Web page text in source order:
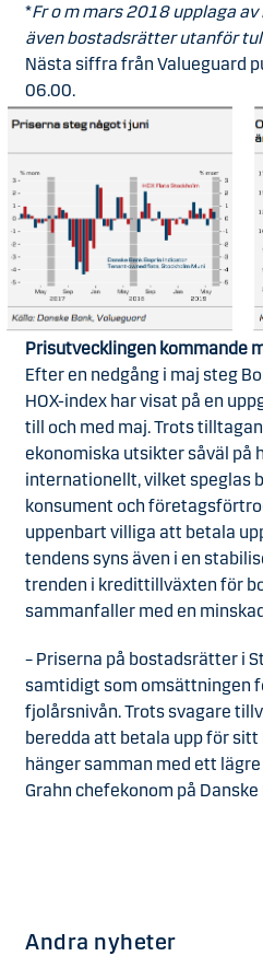
*Fr o m mars 2018 upplaga
även bostadsrätter utanför
Nästa siffra från Valueguard
06.00.
Prisutvecklingen kommande
Efter en nedgång i maj steg
HOX-index har visat på en
till och med maj. Trots
ekonomiska utsikter såväl på
internationellt, vilket speglas
konsument och
uppenbart villiga att betala
tendens syns även i en
trenden i kredittillväxten för
sammanfaller med en
– Priserna på bostadsrätter i
samtidigt som omsättningen
fjolårsnivån. Trots svagare
beredda att betala upp för
hänger samman med ett
Grahn chefekonom på Danske
Andra nyheter